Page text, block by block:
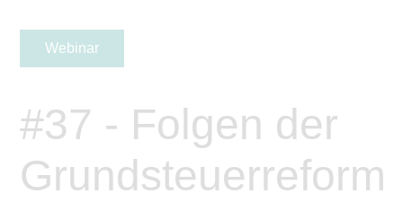
Webinar
#37 - Folgen der
Grundsteuerreform